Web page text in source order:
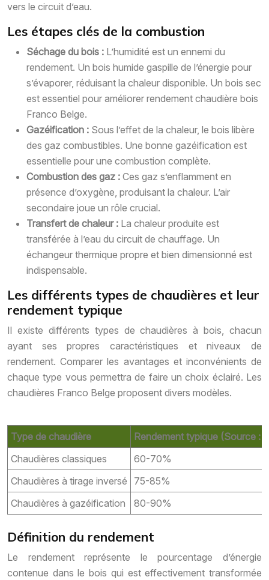
vers le circuit d’eau.
Les étapes clés de la combustion
Séchage du bois : L’humidité est un ennemi du
rendement. Un bois humide gaspille de l’énergie pour
s’évaporer, réduisant la chaleur disponible. Un bois sec
est essentiel pour améliorer rendement chaudière bois
Franco Belge.
Gazéification : Sous l’effet de la chaleur, le bois libère
des gaz combustibles. Une bonne gazéification est
essentielle pour une combustion complète.
Combustion des gaz : Ces gaz s’enflamment en
présence d’oxygène, produisant la chaleur. L’air
secondaire joue un rôle crucial.
Transfert de chaleur : La chaleur produite est
transférée à l’eau du circuit de chauffage. Un
échangeur thermique propre et bien dimensionné est
indispensable.
Les différents types de chaudières et leur
rendement typique
Il existe différents types de chaudières à bois, chacun
ayant ses propres caractéristiques et niveaux de
rendement. Comparer les avantages et inconvénients de
chaque type vous permettra de faire un choix éclairé. Les
chaudières Franco Belge proposent divers modèles.
Type de chaudière
Rendement typique (Source :
Chaudières classiques
60-70%
Chaudières à tirage inversé
75-85%
Chaudières à gazéification
80-90%
Définition du rendement
Le rendement représente le pourcentage d’énergie
contenue dans le bois qui est effectivement transformée